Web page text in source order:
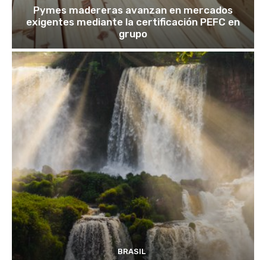
Pymes madereras avanzan en mercados
exigentes mediante la certificación PEFC en
grupo
BRASIL